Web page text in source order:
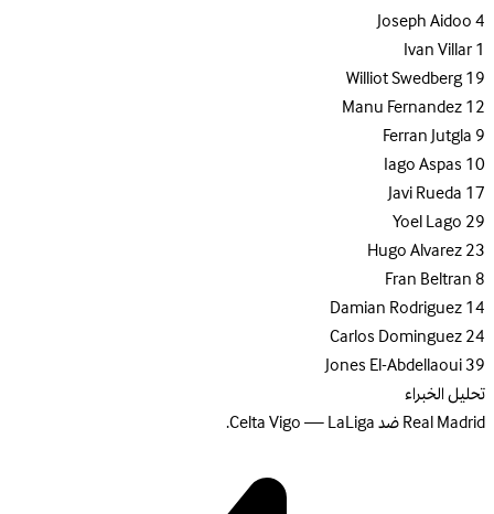
4
Joseph Aidoo
1
Ivan Villar
19
Williot Swedberg
12
Manu Fernandez
9
Ferran Jutgla
10
Iago Aspas
17
Javi Rueda
29
Yoel Lago
23
Hugo Alvarez
8
Fran Beltran
14
Damian Rodriguez
24
Carlos Dominguez
39
Jones El-Abdellaoui
تحليل الخبراء
Real Madrid ضد Celta Vigo — LaLiga.